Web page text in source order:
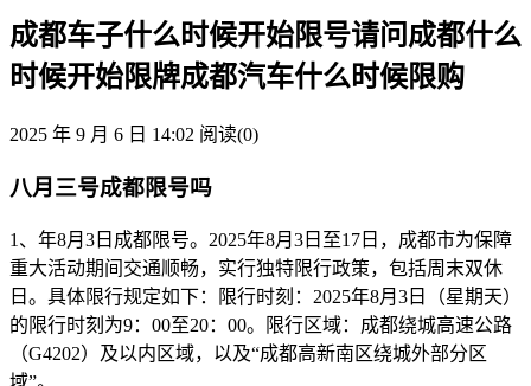
成都车子什么时候开始限号请问成都什么
时候开始限牌成都汽车什么时候限购
2025 年 9 月 6 日 14:02 阅读(0)
八月三号成都限号吗
1、年8月3日成都限号。2025年8月3日至17日，成都市为保障
重大活动期间交通顺畅，实行独特限行政策，包括周末双休
日。具体限行规定如下：限行时刻：2025年8月3日（星期天）
的限行时刻为9：00至20：00。限行区域：成都绕城高速公路
（G4202）及以内区域，以及“成都高新南区绕城外部分区
域”。